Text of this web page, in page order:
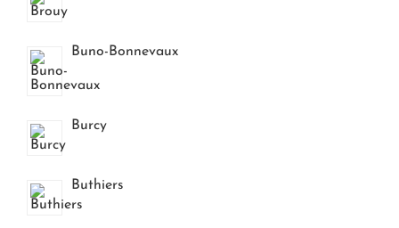
Buno-Bonnevaux
Burcy
Buthiers